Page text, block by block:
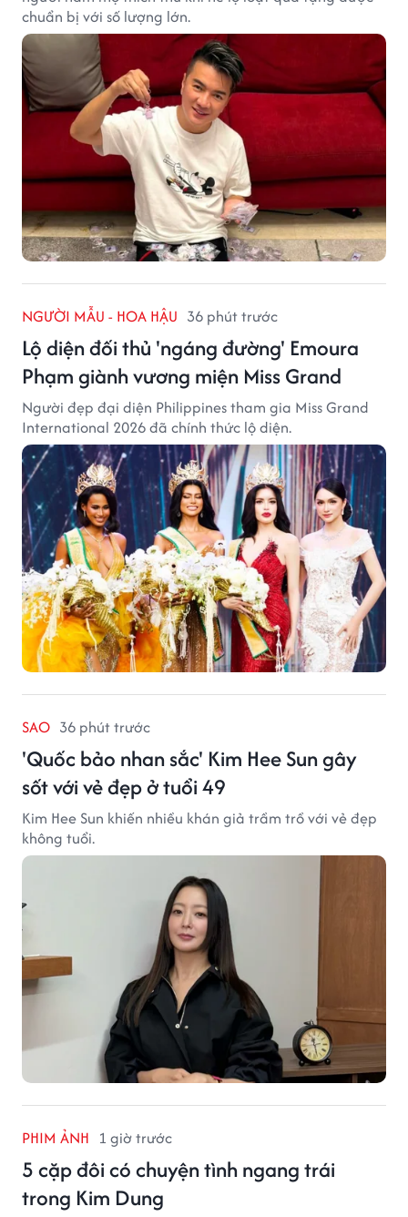
chuẩn bị với số lượng lớn.
NGƯỜI MẪU - HOA HẬU 36 phút trước
Lộ diện đối thủ 'ngáng đường' Emoura
Phạm giành vương miện Miss Grand
Người đẹp đại diện Philippines tham gia Miss Grand
International 2026 đã chính thức lộ diện.
SAO 36 phút trước
'Quốc bảo nhan sắc' Kim Hee Sun gây
sốt với vẻ đẹp ở tuổi 49
Kim Hee Sun khiến nhiều khán giả trầm trồ với vẻ đẹp
không tuổi.
PHIM ẢNH 1 giờ trước
5 cặp đôi có chuyện tình ngang trái
trong Kim Dung